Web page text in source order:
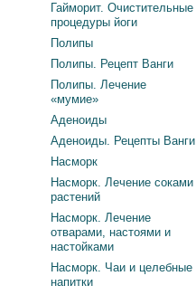
Гайморит. Очистительные
процедуры йоги
Полипы
Полипы. Рецепт Ванги
Полипы. Лечение
«мумие»
Аденоиды
Аденоиды. Рецепты Ванги
Насморк
Насморк. Лечение соками
растений
Насморк. Лечение
отварами, настоями и
настойками
Насморк. Чаи и целебные
напитки